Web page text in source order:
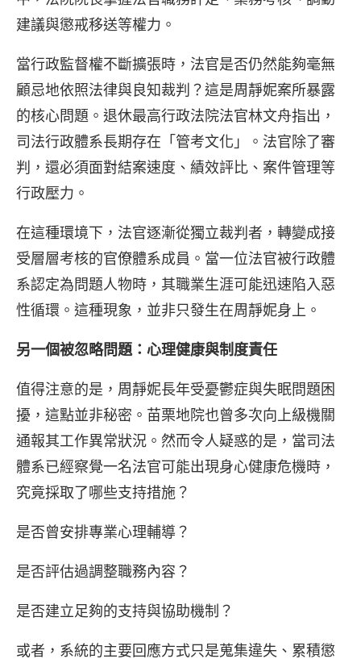
建議與懲戒移送等權力。
當行政監督權不斷擴張時，法官是否仍然能夠毫無
顧忌地依照法律與良知裁判？這是周靜妮案所暴露
的核心問題。退休最高行政法院法官林文舟指出，
司法行政體系長期存在「管考文化」。法官除了審
判，還必須面對結案速度、績效評比、案件管理等
行政壓力。
在這種環境下，法官逐漸從獨立裁判者，轉變成接
受層層考核的官僚體系成員。當一位法官被行政體
系認定為問題人物時，其職業生涯可能迅速陷入惡
性循環。這種現象，並非只發生在周靜妮身上。
另一個被忽略問題：心理健康與制度責任
值得注意的是，周靜妮長年受憂鬱症與失眠問題困
擾，這點並非秘密。苗栗地院也曾多次向上級機關
通報其工作異常狀況。然而令人疑惑的是，當司法
體系已經察覺一名法官可能出現身心健康危機時，
究竟採取了哪些支持措施？
是否曾安排專業心理輔導？
是否評估過調整職務內容？
是否建立足夠的支持與協助機制？
或者，系統的主要回應方式只是蒐集違失、累積懲